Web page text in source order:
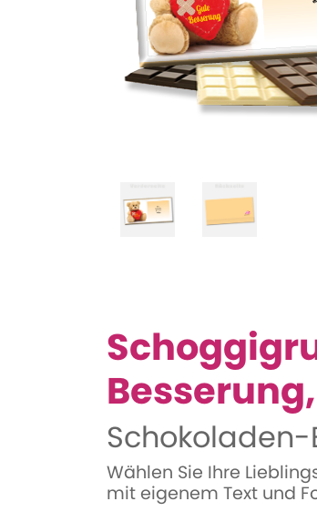
Wählen Sie Ihre
mit eigenem Text und